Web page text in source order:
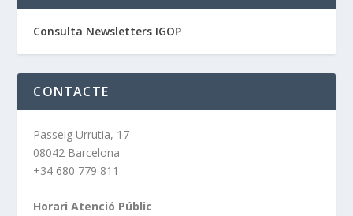
Consulta Newsletters IGOP
CONTACTE
Passeig Urrutia, 17
08042 Barcelona
+34 680 779 811
Horari Atenció Públic